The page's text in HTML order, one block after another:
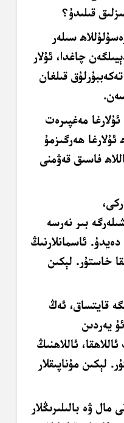
قىلىدۇ؟
سىلەر
چاغدا، ئۇلار
قىلغان
مەغپىرەت
ئۇلارغا ھەرگىزمۇ
فاسىق قەۋمنى
بىر نەرسە
ئاسمانلارنىڭ
خاستۇر. لېكىن
قايتساق، ئەڭ
يەردىن
ئاللاھنىڭ
لېكىن مۇناپىقلار
مال ۋە بالىلىرىڭلار